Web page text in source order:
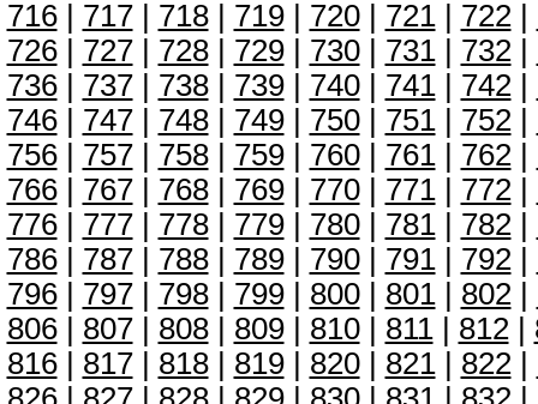
716| 717| 718| 719| 720| 721| 722|
726| 727| 728| 729| 730| 731| 732|
736| 737| 738| 739| 740| 741| 742|
746| 747| 748| 749| 750| 751| 752|
756| 757| 758| 759| 760| 761| 762|
766| 767| 768| 769| 770| 771| 772|
776| 777| 778| 779| 780| 781| 782|
786| 787| 788| 789| 790| 791| 792|
796| 797| 798| 799| 800| 801| 802|
806| 807| 808| 809| 810| 811| 812|
816| 817| 818| 819| 820| 821| 822|